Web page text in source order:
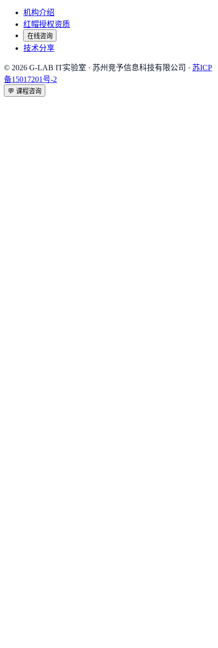
机构介绍
红帽授权资质
在线咨询
技术分享
© 2026 G-LAB IT实验室 · 苏州竞予信息科技有限公司 · 苏ICP
备15017201号-2
💬 课程咨询